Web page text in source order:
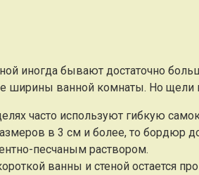
иногда бывают достаточно
ширины ванной комнаты. Но
часто используют гибкую
в 3 см и более, то бордюр
песчаным раствором.
ванны и стеной остается